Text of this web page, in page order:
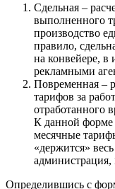
Сдельная –
выполненного
производство
правило,
на конвейере, в
рекламными
Повременная –
тарифов за
отработанного
К данной форме
месячные
«держится»
Определившись с